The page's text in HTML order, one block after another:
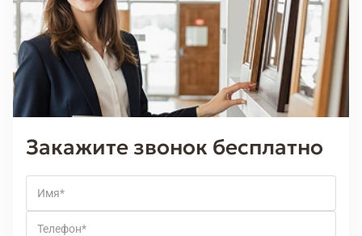
Закажите звонок бесплатно
Имя
Телефон